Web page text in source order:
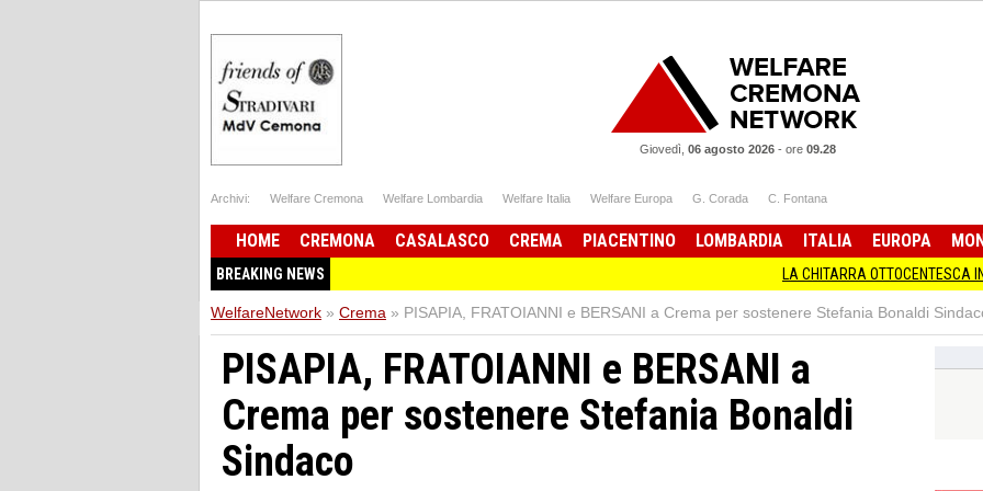
Giovedì, 06 agosto 2026- ore 09.28
Archivi: Welfare Cremona Welfare Lombardia Welfare Italia Welfare Europa G. Corada C. Fontana
HOME CREMONA CASALASCO CREMA PIACENTINO LOMBARDIA ITALIA EUROPA
BREAKING NEWS LA CHITARRA OTTOCENTESCA IN MOSTRA A
WelfareNetwork » Crema » PISAPIA, FRATOIANNI e BERSANI a Crema per sostenere Stefania Bonaldi
PISAPIA, FRATOIANNI e BERSANI a
Crema per sostenere Stefania Bonaldi
Sindaco